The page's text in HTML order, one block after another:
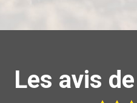
Les avis